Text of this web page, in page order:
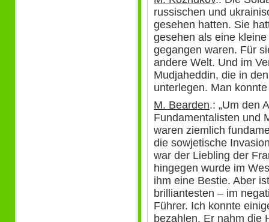
russischen und
gesehen hatten. Sie
gesehen als eine
gegangen waren. Für
andere Welt. Und im
Mudjaheddin, die in
unterlegen. Man
M. Bearden.: „Um den
Fundamentalisten und
waren ziemlich
die sowjetische
war der Liebling der
hingegen wurde im
ihm eine Bestie. Aber
brilliantesten – im
Führer. Ich konnte
bezahlen. Er nahm die